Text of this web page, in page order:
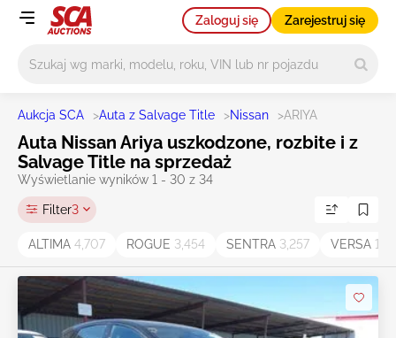
Zaloguj się Zarejestruj się
Aukcja SCA >Auta z Salvage Title >Nissan >ARIYA
Auta Nissan Ariya uszkodzone, rozbite i z
Salvage Title na sprzedaż
Wyświetlanie wyników 1 - 30 z 34
Filter3
ALTIMA 4,707 ROGUE 3,454 SENTRA 3,257 VERSA